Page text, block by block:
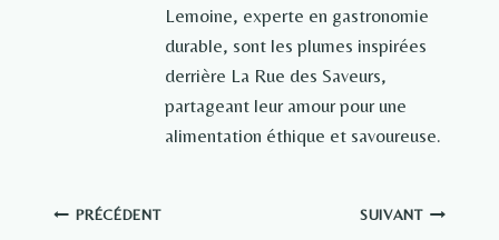
Lemoine, experte en gastronomie
durable, sont les plumes inspirées
derrière La Rue des Saveurs,
partageant leur amour pour une
alimentation éthique et savoureuse.
Navigation
PRÉCÉDENT SUIVANT